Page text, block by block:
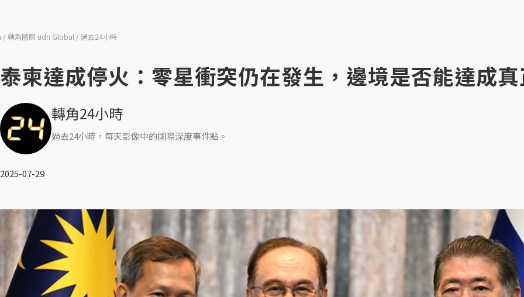
轉角國際 udn Global 過去24小時
泰柬達成停火：零星衝突仍在發生，邊境是否能達成
轉角24小時
過去24小時，每天影像中的國際深度事件點。
2025-07-29